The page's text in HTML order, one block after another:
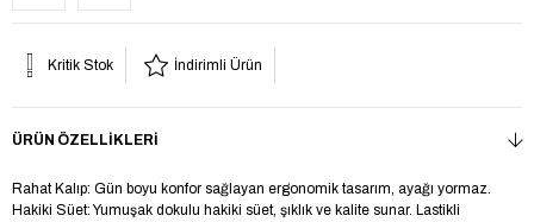
Kritik Stok İndirimli Ürün
ÜRÜN ÖZELLIKLERI
Rahat Kalıp: Gün boyu konfor sağlayan ergonomik tasarım, ayağı yormaz.
Hakiki Süet: Yumuşak dokulu hakiki süet, şıklık ve kalite sunar. Lastikli